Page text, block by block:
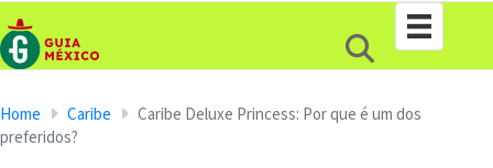
Home Caribe
Caribe Deluxe Princess: Por que é um dos
preferidos?